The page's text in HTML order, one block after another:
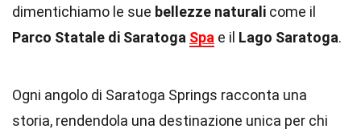
dimentichiamo le sue bellezze naturali come il
Parco Statale di Saratoga Spa e il Lago Saratoga.
Ogni angolo di Saratoga Springs racconta una
storia, rendendola una destinazione unica per chi